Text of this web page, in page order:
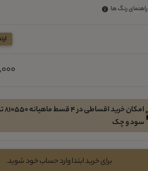
راهنمای رنگ ها
ارتفاع
سود و چک
برای خرید ابتدا وارد حساب خود شوید.